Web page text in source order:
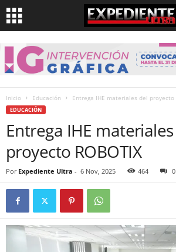
Inicio Educación Entrega IHE materiales del proyecto
EDUCACIÓN
Entrega IHE
proyecto ROBOTIX
Por Expediente Ultra - 6 Nov, 2025 464 0